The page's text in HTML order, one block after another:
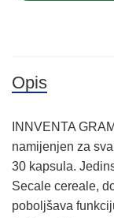
Opis
INNVENTA
namijenjen za
30 kapsula.
Secale cereale,
poboljšava